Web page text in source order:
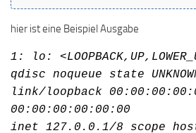
hier ist eine Beispiel Ausgabe
1: lo:
qdisc noqueue state
link/loopback
00:00:00:00:00:00
inet 127.0.0.1/8 scope